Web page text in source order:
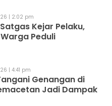
| 2:02 pm
Kejar Pelaku,
Peduli
| 4:41 pm
Genangan di
Jadi Dampak